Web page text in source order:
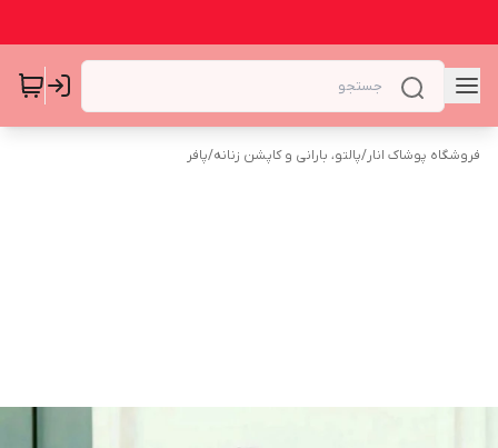
فروشگاه پوشاک انار/پالتو، بارانی و کاپشن زنانه/پافر